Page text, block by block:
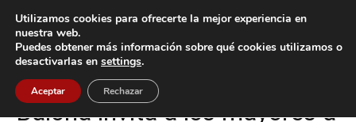
Inicio Baiona
Baiona Cultura / Ocio
Baiona invita a los mayores a
Utilizamos cookies para ofrecerte la mejor experiencia en
nuestra web.
Puedes obtener más información sobre qué cookies utilizamos o
desactivarlas en settings.
Aceptar Rechazar